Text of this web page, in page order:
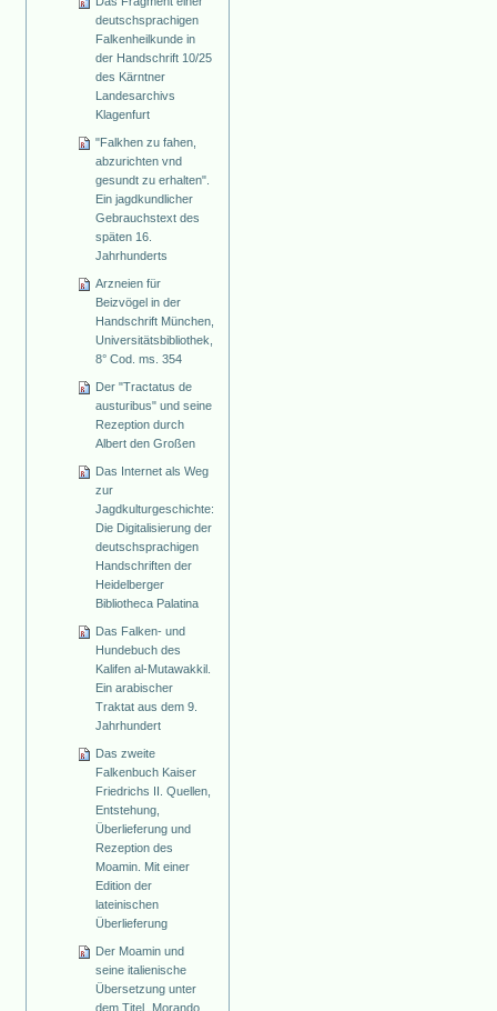
deutschsprachigen
Falkenheilkunde in
der Handschrift 10/25
des Kärntner
Landesarchivs
Klagenfurt
"Falkhen zu fahen,
abzurichten vnd
gesundt zu erhalten".
Ein jagdkundlicher
Gebrauchstext des
späten 16.
Jahrhunderts
Arzneien für
Beizvögel in der
Handschrift München,
Universitätsbibliothek,
8° Cod. ms. 354
Der "Tractatus de
austuribus" und seine
Rezeption durch
Albert den Großen
Das Internet als Weg
zur
Jagdkulturgeschichte:
Die Digitalisierung der
deutschsprachigen
Handschriften der
Heidelberger
Bibliotheca Palatina
Das Falken- und
Hundebuch des
Kalifen al-Mutawakkil.
Ein arabischer
Traktat aus dem 9.
Jahrhundert
Das zweite
Falkenbuch Kaiser
Friedrichs II. Quellen,
Entstehung,
Überlieferung und
Rezeption des
Moamin. Mit einer
Edition der
lateinischen
Überlieferung
Der Moamin und
seine italienische
Übersetzung unter
dem Titel „Morando